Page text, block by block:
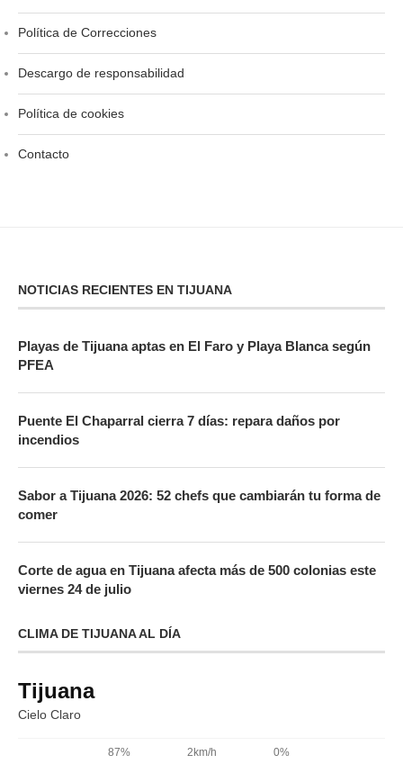
Política de Correcciones
Descargo de responsabilidad
Política de cookies
Contacto
NOTICIAS RECIENTES EN TIJUANA
Playas de Tijuana aptas en El Faro y Playa Blanca según
PFEA
Puente El Chaparral cierra 7 días: repara daños por
incendios
Sabor a Tijuana 2026: 52 chefs que cambiarán tu forma de
comer
Corte de agua en Tijuana afecta más de 500 colonias este
viernes 24 de julio
CLIMA DE TIJUANA AL DÍA
Tijuana
Cielo Claro
87% 2km/h 0%